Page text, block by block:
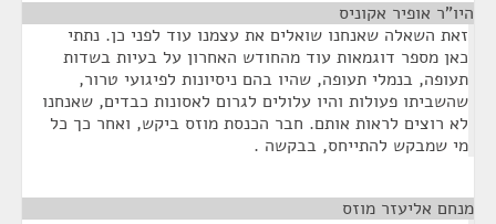
היו"ר אופיר אקוניס
זאת השאלה שאנחנו שואלים את עצמנו עוד לפני כן. נתתי
כאן מספר דוגמאות עוד מהחודש האחרון על בעיות בשדות
תעופה, בנמלי תעופה, שהיו בהם ניסיונות לפיגועי טרור,
שהשביתו פעולות והיו עלולים לגרום לאסונות כבדים, שאנחנו
לא רוצים לראות אותם. חבר הכנסת מוזס ביקש, ואחר כך כל
מי שמבקש להתייחס, בבקשה .
מנחם אליעזר מוזס